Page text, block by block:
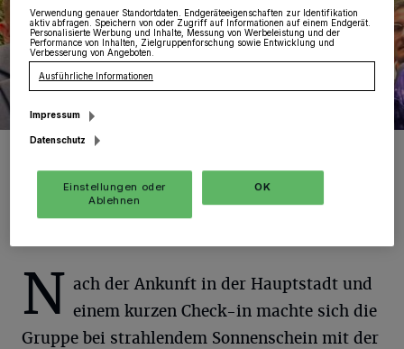
Pascal bei Steinmeier
N ach der Ankunft in der Hauptstadt und
einem kurzen Check-in machte sich die
Gruppe bei strahlendem Sonnenschein mit der
Verwendung genauer Standortdaten. Endgeräteeigenschaften zur Identifikation
aktiv abfragen. Speichern von oder Zugriff auf Informationen auf einem Endgerät.
Personalisierte Werbung und Inhalte, Messung von Werbeleistung und der
Performance von Inhalten, Zielgruppenforschung sowie Entwicklung und
Verbesserung von Angeboten.
Ausführliche Informationen
Impressum
Datenschutz
Einstellungen oder
Ablehnen
OK